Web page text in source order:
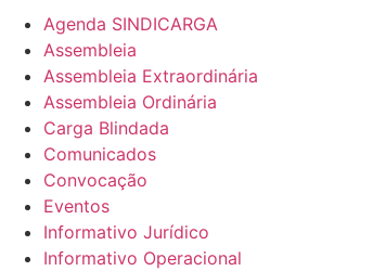
Agenda SINDICARGA
Assembleia
Assembleia Extraordinária
Assembleia Ordinária
Carga Blindada
Comunicados
Convocação
Eventos
Informativo Jurídico
Informativo Operacional